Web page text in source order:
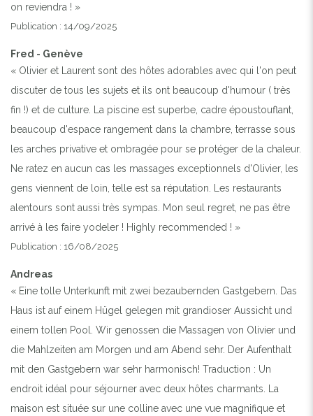
on reviendra ! »
Publication : 14/09/2025
Fred - Genève
« Olivier et Laurent sont des hôtes adorables avec qui l'on peut
discuter de tous les sujets et ils ont beaucoup d'humour ( très
fin !) et de culture. La piscine est superbe, cadre époustouflant,
beaucoup d'espace rangement dans la chambre, terrasse sous
les arches privative et ombragée pour se protéger de la chaleur.
Ne ratez en aucun cas les massages exceptionnels d'Olivier, les
gens viennent de loin, telle est sa réputation. Les restaurants
alentours sont aussi très sympas. Mon seul regret, ne pas être
arrivé à les faire yodeler ! Highly recommended ! »
Publication : 16/08/2025
Andreas
« Eine tolle Unterkunft mit zwei bezaubernden Gastgebern. Das
Haus ist auf einem Hügel gelegen mit grandioser Aussicht und
einem tollen Pool. Wir genossen die Massagen von Olivier und
die Mahlzeiten am Morgen und am Abend sehr. Der Aufenthalt
mit den Gastgebern war sehr harmonisch! Traduction : Un
endroit idéal pour séjourner avec deux hôtes charmants. La
maison est située sur une colline avec une vue magnifique et